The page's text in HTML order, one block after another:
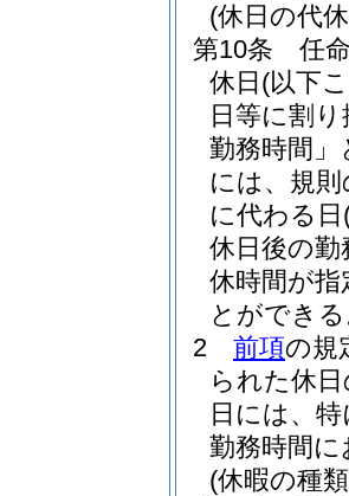
(休日の代
第10条
任
休日 (以下
日等に割
勤務時間」
には、規
に代わる日
休日後の勤
休時間が
とができ
2
前項の規
られた休
日には、
勤務時間
(休暇の種